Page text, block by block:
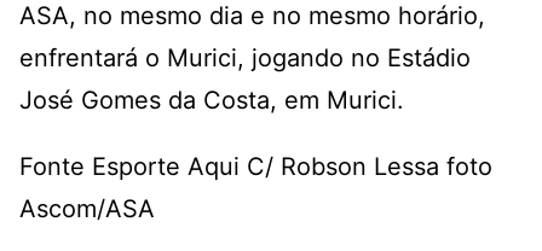
ASA, no mesmo dia e no mesmo horário,
enfrentará o Murici, jogando no Estádio
José Gomes da Costa, em Murici.
Fonte Esporte Aqui C/ Robson Lessa foto
Ascom/ASA